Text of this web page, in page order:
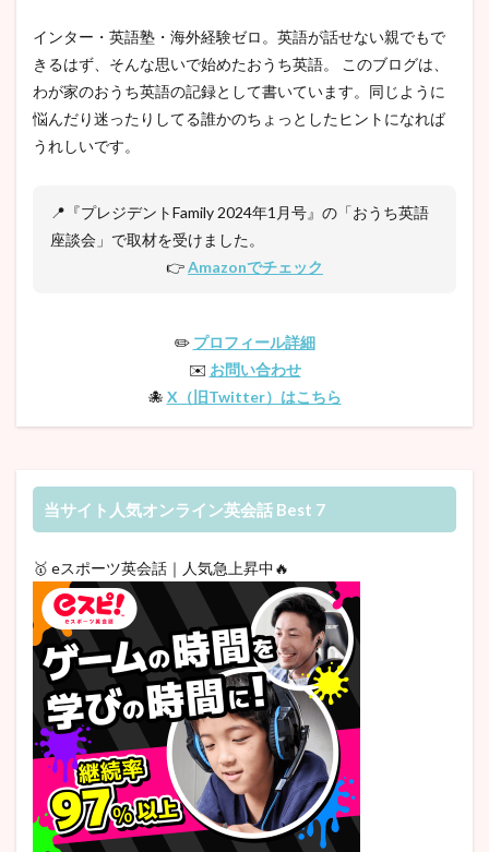
インター・英語塾・海外経験ゼロ。英語が話せない親でもで
きるはず、そんな思いで始めたおうち英語。 このブログは、
わが家のおうち英語の記録として書いています。同じように
悩んだり迷ったりしてる誰かのちょっとしたヒントになれば
うれしいです。
📍『プレジデントFamily 2024年1月号』の「おうち英語
座談会」で取材を受けました。
👉Amazonでチェック
✏️ プロフィール詳細
✉️ お問い合わせ
🐙 X（旧Twitter）はこちら
当サイト人気オンライン英会話 Best 7
🥇 eスポーツ英会話｜人気急上昇中🔥